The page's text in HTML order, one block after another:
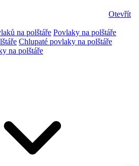
Otevřít
na polštáře Povlaky na polštáře
Chlupaté povlaky na polštáře
na polštáře